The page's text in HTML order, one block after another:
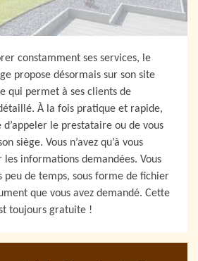
constamment ses services, le
propose désormais sur son site
qui permet à ses clients de
À la fois pratique et rapide,
d’appeler le prestataire ou de vous
siège. Vous n’avez qu’à vous
informations demandées. Vous
peu de temps, sous forme de fichier
que vous avez demandé. Cette
toujours gratuite !